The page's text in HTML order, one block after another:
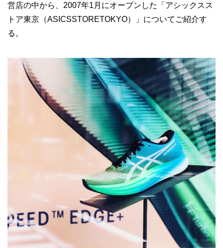
営店の中から、2007年1月にオープンした「アシックスス
トア東京（ASICSSTORETOKYO）」についてご紹介す
る。